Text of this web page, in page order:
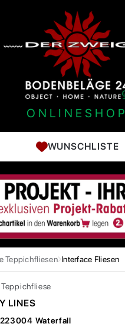
ONLINESHOP
WUNSCHLISTE
Teppichfliesen Interface Fliesen
Teppichfliese
LINES
Waterfall